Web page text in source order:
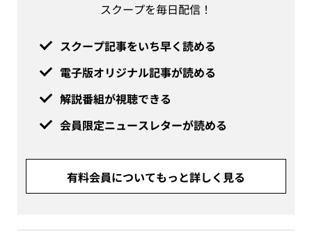
スクープを毎日配信！
スクープ記事をいち早く読める
電子版オリジナル記事が読める
解説番組が視聴できる
会員限定ニュースレターが読める
有料会員についてもっと詳しく見る